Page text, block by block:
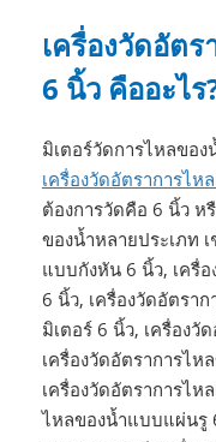
เครื่องวัดอัต
6 นิ้ว คืออะไร
มิเตอร์วัดการไหลขอ
เครื่องวัดอัตราการไ
ต้องการวัดคือ 6 นิ้ว ห
ของน้ำหลายประเภท
แบบกังหัน 6 นิ้ว, เครื่
6 นิ้ว, เครื่องวัดอัตรา
มิเตอร์ 6 นิ้ว, เครื่อง
เครื่องวัดอัตราการไ
เครื่องวัดอัตราการไ
ไหลของน้ำแบบแผ่นรู